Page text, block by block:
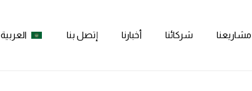
مشاريعنا شركائنا أخبارنا إتصل بنا العربية